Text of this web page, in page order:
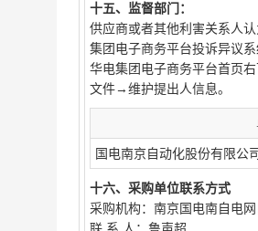
十五、监督部门：
供应商或者其他利害关系人
集团电子商务平台投诉异议
华电集团电子商务平台首页
文件→维护提出人信息。
国电南京自动化股份有限公
十六、采购单位联系方式
采购机构：南京国电南自电